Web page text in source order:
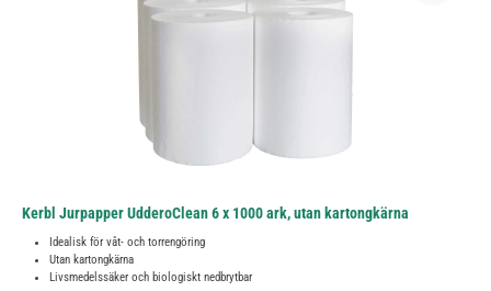
Kerbl Jurpapper UdderoClean 6 x 1000 ark, utan kartongkärna
Idealisk för våt- och torrengöring
Utan kartongkärna
Livsmedelssäker och biologiskt nedbrytbar